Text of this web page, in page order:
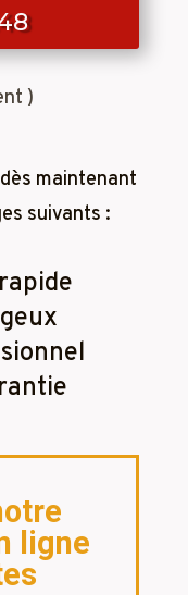
)
maintenant
suivants :
ligne